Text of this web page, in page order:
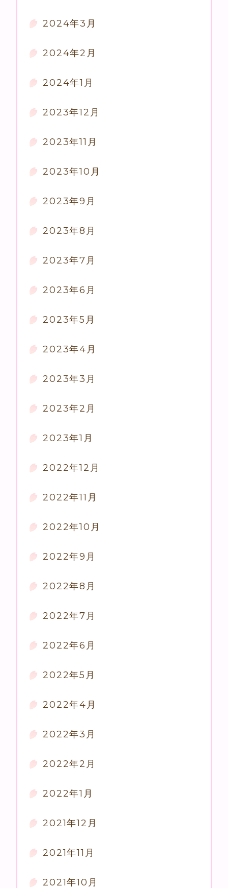
2024年3月
2024年2月
2024年1月
2023年12月
2023年11月
2023年10月
2023年9月
2023年8月
2023年7月
2023年6月
2023年5月
2023年4月
2023年3月
2023年2月
2023年1月
2022年12月
2022年11月
2022年10月
2022年9月
2022年8月
2022年7月
2022年6月
2022年5月
2022年4月
2022年3月
2022年2月
2022年1月
2021年12月
2021年11月
2021年10月